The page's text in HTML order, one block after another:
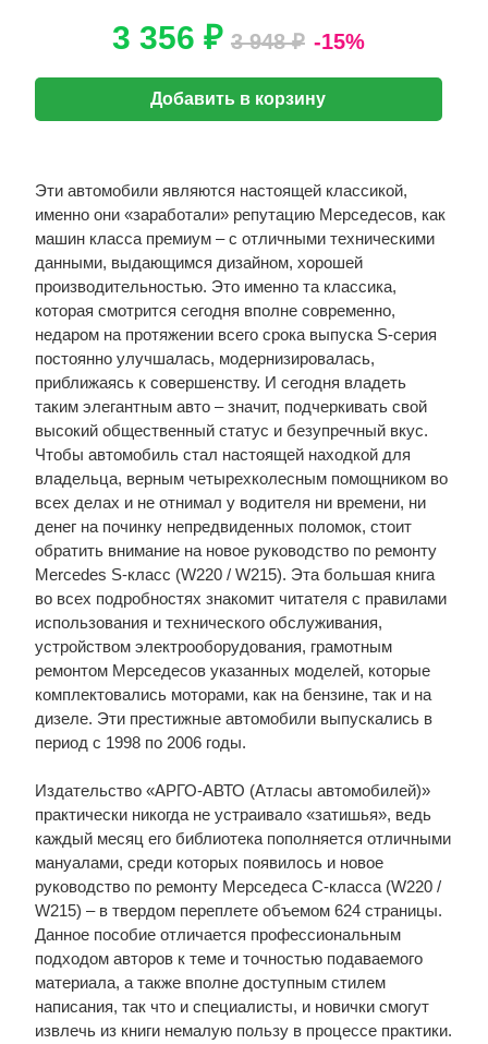
3 356 ₽ 3 948 ₽ -15%
Добавить в корзину
Эти автомобили являются настоящей классикой,
именно они «заработали» репутацию Мерседесов, как
машин класса премиум – с отличными техническими
данными, выдающимся дизайном, хорошей
производительностью. Это именно та классика,
которая смотрится сегодня вполне современно,
недаром на протяжении всего срока выпуска S-серия
постоянно улучшалась, модернизировалась,
приближаясь к совершенству. И сегодня владеть
таким элегантным авто – значит, подчеркивать свой
высокий общественный статус и безупречный вкус.
Чтобы автомобиль стал настоящей находкой для
владельца, верным четырехколесным помощником во
всех делах и не отнимал у водителя ни времени, ни
денег на починку непредвиденных поломок, стоит
обратить внимание на новое руководство по ремонту
Mercedes S-класс (W220 / W215). Эта большая книга
во всех подробностях знакомит читателя с правилами
использования и технического обслуживания,
устройством электрооборудования, грамотным
ремонтом Мерседесов указанных моделей, которые
комплектовались моторами, как на бензине, так и на
дизеле. Эти престижные автомобили выпускались в
период с 1998 по 2006 годы.
Издательство «АРГО-АВТО (Атласы автомобилей)»
практически никогда не устраивало «затишья», ведь
каждый месяц его библиотека пополняется отличными
мануалами, среди которых появилось и новое
руководство по ремонту Мерседеса С-класса (W220 /
W215) – в твердом переплете объемом 624 страницы.
Данное пособие отличается профессиональным
подходом авторов к теме и точностью подаваемого
материала, а также вполне доступным стилем
написания, так что и специалисты, и новички смогут
извлечь из книги немалую пользу в процессе практики.